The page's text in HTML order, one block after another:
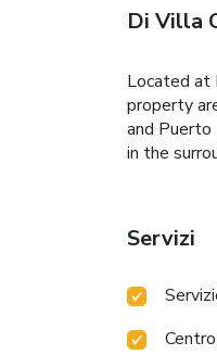
Di Villa
Located at
property
and Puerto
in the
Servizi